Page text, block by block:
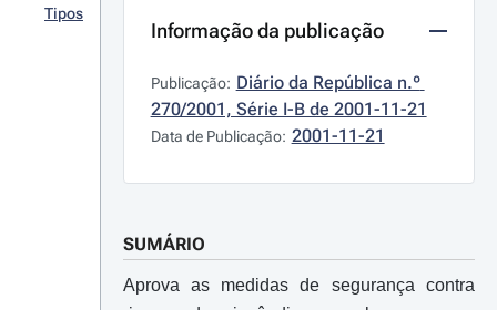
Tipos
Informação da publicação
Publicação: Diário da República n.º
270/2001, Série I-B de 2001-11-21
Data de Publicação: 2001-11-21
SUMÁRIO
Aprova as medidas de segurança contra